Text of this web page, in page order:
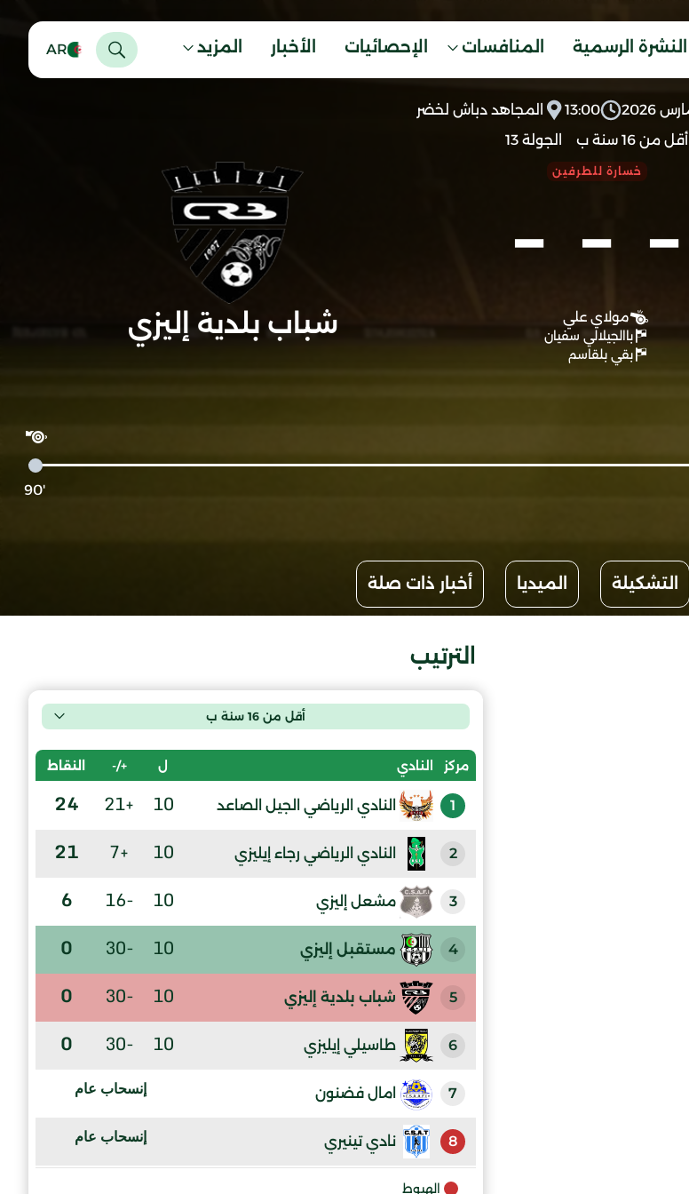
النشرة الرسمية المنافسات الإحصائيات الأخبار المزيد AR
13:00
المجاهد دباش لخضر
أقل من 16 سنة ب
الجولة 13
-
-
-خسارة للطرفين
مولاي علي
باالجيلالي سفيان
بقي بلقاسم
شباب بلدية إليزي
'90
التشكيلة الميديا أخبار ذات صلة
الترتيب
أقل من 16 سنة ب
مركز النادي ل +/- النقاط
1 النادي الرياضي الجيل الصاعد 10
+21
24
2 النادي الرياضي رجاء إيليزي 10
+7
21
3 مشعل إليزي 10
-16
6
4 مستقبل إليزي 10
-30
0
5 شباب بلدية إليزي 10
-30
0
6 طاسيلي إيليزي 10
-30
0
7 امال فضنون إنسحاب عام
8 نادي تينيري إنسحاب عام
الهبوط